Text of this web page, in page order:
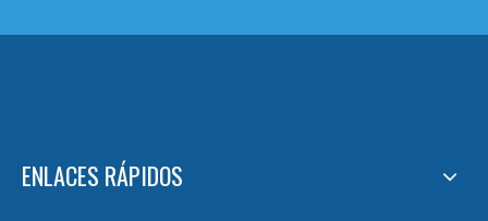
ENLACES RÁPIDOS